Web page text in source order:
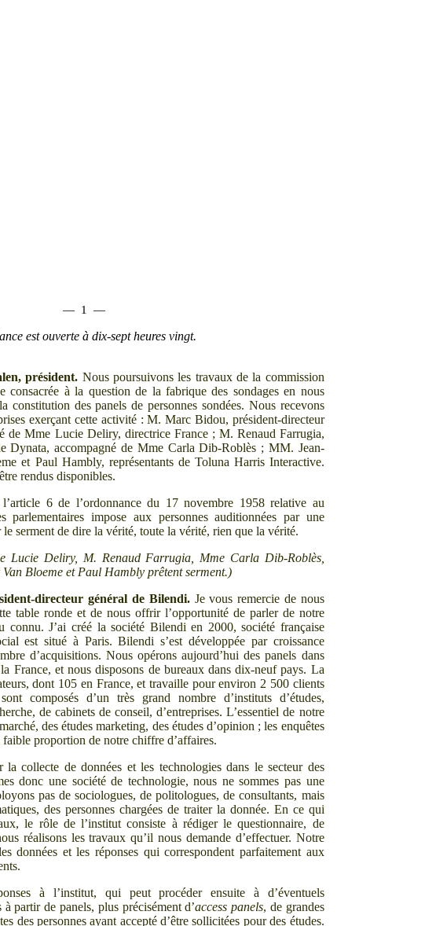
— 1 —
est ouverte à dix-sept heures vingt.
président. Nous poursuivons les travaux de la commission
consacrée à la question de la fabrique des sondages en nous
constitution des panels de personnes sondées. Nous recevons
exerçant cette activité : M. Marc Bidou, président-directeur
de Mme Lucie Deliry, directrice France ; M. Renaud Farrugia,
Dynata, accompagné de Mme Carla Dib-Roblès ; MM. Jean-
et Paul Hambly, représentants de Toluna Harris Interactive.
rendus disponibles.
6 de l’ordonnance du 17 novembre 1958 relative au
parlementaires impose aux personnes auditionnées par une
le serment de dire la vérité, toute la vérité, rien que la vérité.
Lucie Deliry, M. Renaud Farrugia, Mme Carla Dib-Roblès,
Bloeme et Paul Hambly prêtent serment.)
directeur général de Bilendi.Je vous remercie de nous
table ronde et de nous offrir l’opportunité de parler de notre
connu. J’ai créé la société Bilendi en 2000, société française
est situé à Paris. Bilendi s’est développée par croissance
d’acquisitions. Nous opérons aujourd’hui des panels dans
France, et nous disposons de bureaux dans dix-neuf pays. La
dont 105 en France, et travaille pour environ 2 500 clients
composés d’un très grand nombre d’instituts d’études,
de cabinets de conseil, d’entreprises. L’essentiel de notre
des études marketing, des études d’opinion ; les enquêtes
faible proportion de notre chiffre d’affaires.
la collecte de données et les technologies dans le secteur des
donc une société de technologie, nous ne sommes pas une
pas de sociologues, de politologues, de consultants, mais
des personnes chargées de traiter la donnée. En ce qui
le rôle de l’institut consiste à rédiger le questionnaire, de
réalisons les travaux qu’il nous demande d’effectuer. Notre
données et les réponses qui correspondent parfaitement aux
à l’institut, qui peut procéder ensuite à d’éventuels
partir de panels, plus précisément d’access panels, de grandes
des personnes ayant accepté d’être sollicitées pour des études.